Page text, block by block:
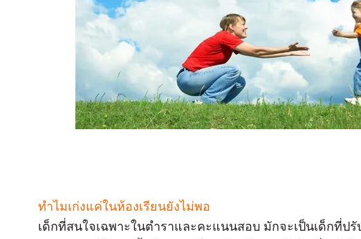
ทำไมเก่งแค่ในห้องเรียนยังไม่พอ
เด็กที่สนใจเฉพาะในตำราและคะแนนสอบ มักจะเป็นเด็กที่ป